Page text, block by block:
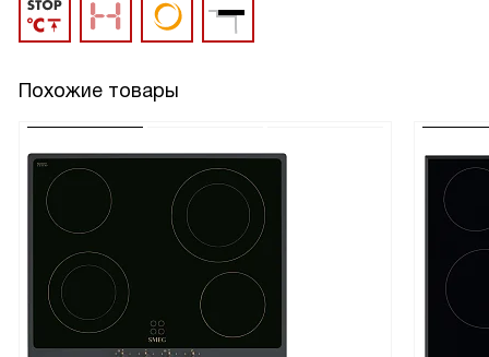
Похожие товары